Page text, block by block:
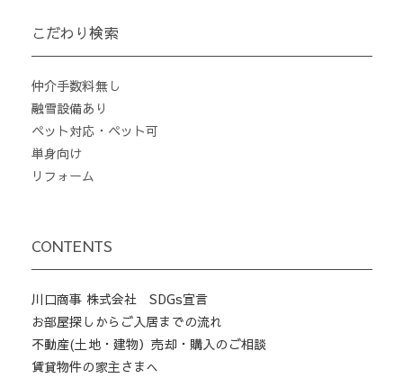
こだわり検索
仲介手数料無し
融雪設備あり
ペット対応・ペット可
単身向け
リフォーム
CONTENTS
川口商事 株式会社 SDGs宣言
お部屋探しからご入居までの流れ
不動産(土地・建物）売却・購入のご相談
賃貸物件の家主さまへ